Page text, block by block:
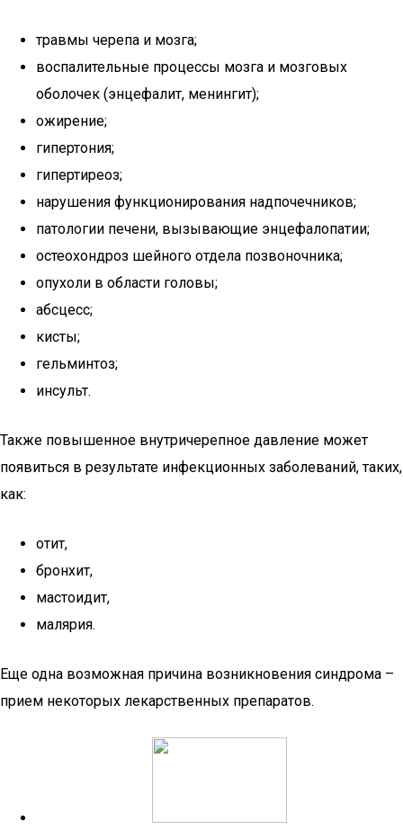
травмы черепа и мозга;
воспалительные процессы мозга и мозговых
оболочек (энцефалит, менингит);
ожирение;
гипертония;
гипертиреоз;
нарушения функционирования надпочечников;
патологии печени, вызывающие энцефалопатии;
остеохондроз шейного отдела позвоночника;
опухоли в области головы;
абсцесс;
кисты;
гельминтоз;
инсульт.
Также повышенное внутричерепное давление может
появиться в результате инфекционных заболеваний, таких,
как:
отит,
бронхит,
мастоидит,
малярия.
Еще одна возможная причина возникновения синдрома –
прием некоторых лекарственных препаратов.